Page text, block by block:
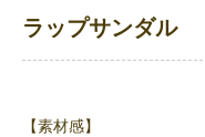
ラップサンダル
【素材感】